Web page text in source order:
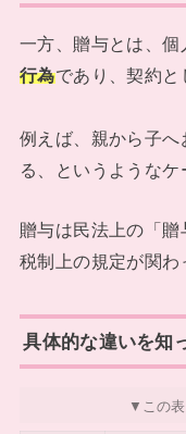
一方、贈与とは、個
行為であり、契約と
例えば、親から子
る、というようなケ
贈与は民法上の「
税制上の規定が関わ
具体的な違いを知